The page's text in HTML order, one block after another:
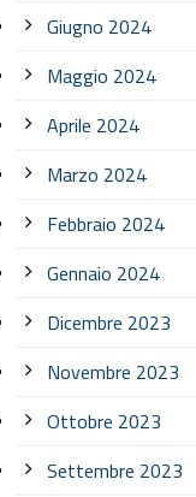
Giugno 2024
Maggio 2024
Aprile 2024
Marzo 2024
Febbraio 2024
Gennaio 2024
Dicembre 2023
Novembre 2023
Ottobre 2023
Settembre 2023